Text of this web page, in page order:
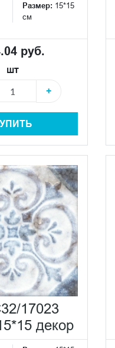
Размер: 15*15
см
руб.
шт
+
17023
декор